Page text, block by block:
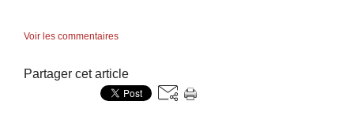
Voir les commentaires
Partager cet article